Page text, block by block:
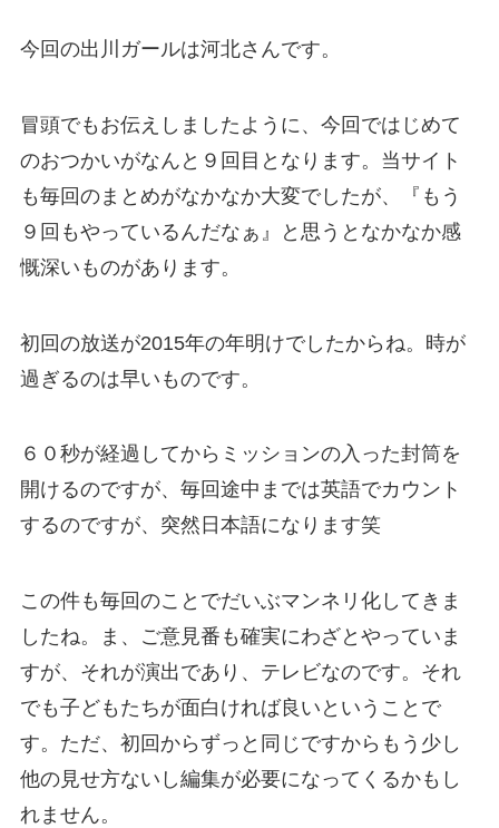
今回の出川ガールは河北さんです。
冒頭でもお伝えしましたように、今回ではじめて
のおつかいがなんと９回目となります。当サイト
も毎回のまとめがなかなか大変でしたが、『もう
９回もやっているんだなぁ』と思うとなかなか感
慨深いものがあります。
初回の放送が2015年の年明けでしたからね。時が
過ぎるのは早いものです。
６０秒が経過してからミッションの入った封筒を
開けるのですが、 毎回途中までは英語でカウント
するのですが、突然日本語になります笑
この件も毎回のことでだいぶマンネリ化してきま
したね。ま、ご意見番も確実にわざとやっていま
すが、それが演出であり、テレビなのです。それ
でも子どもたちが面白ければ良いということで
す。ただ、 初回からずっと同じですからもう少し
他の見せ方ないし編集が必要になってくるかもし
れません。